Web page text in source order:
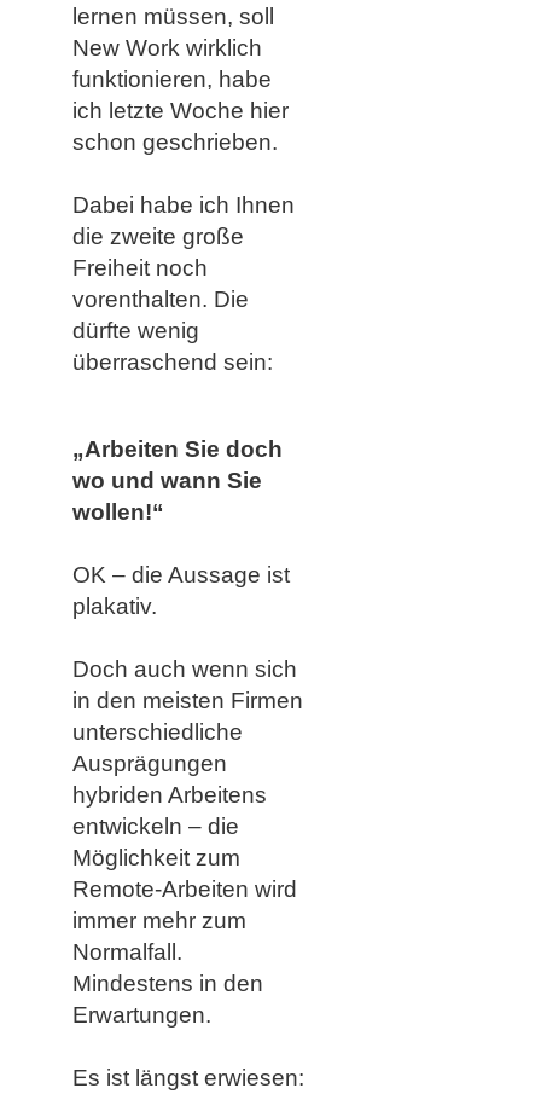
lernen müssen, soll
New Work wirklich
funktionieren, habe
ich letzte Woche hier
schon geschrieben.
Dabei habe ich Ihnen
die zweite große
Freiheit noch
vorenthalten. Die
dürfte wenig
überraschend sein:
„Arbeiten Sie doch
wo und wann Sie
wollen!“
OK – die Aussage ist
plakativ.
Doch auch wenn sich
in den meisten Firmen
unterschiedliche
Ausprägungen
hybriden Arbeitens
entwickeln – die
Möglichkeit zum
Remote-Arbeiten wird
immer mehr zum
Normalfall.
Mindestens in den
Erwartungen.
Es ist längst erwiesen: